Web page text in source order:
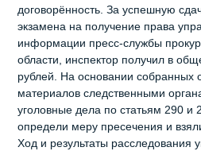
договорённость. За успешную
экзамена на получение права
информации пресс-службы
области, инспектор получил в
рублей. На основании собранных
материалов следственными
уголовные дела по статьям 290
определи меру пресечения и
Ход и результаты расследования